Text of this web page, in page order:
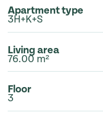
Apartment type
3H+K+S
Living area
76.00 m²
Floor
3